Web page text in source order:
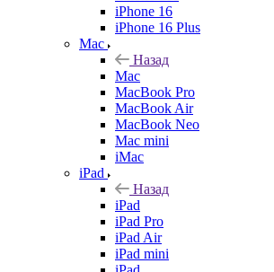
iPhone 16
iPhone 16 Plus
Mac
Назад
Mac
MacBook Pro
MacBook Air
MacBook Neo
Mac mini
iMac
iPad
Назад
iPad
iPad Pro
iPad Air
iPad mini